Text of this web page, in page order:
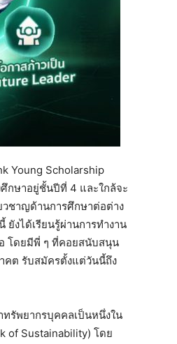
Young Scholarship
กษาอยู่ชั้นปีที่ 4 และใกล้จะ
วชาญด้านการศึกษาต่อต่าง
งได้เรียนรู้ผ่านการทำงาน
โดยมีพี่ ๆ ที่คอยสนับสนุน
คต รับสมัครตั้งแต่วันนี้ถึง
ทรัพยากรบุคคลเป็นหนึ่งใน
of Sustainability) โดย